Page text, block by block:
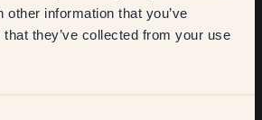
other information that you’ve
they’ve collected from your use
which room do you
to transform?